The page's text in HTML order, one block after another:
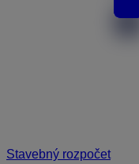
Stavebný rozpočet